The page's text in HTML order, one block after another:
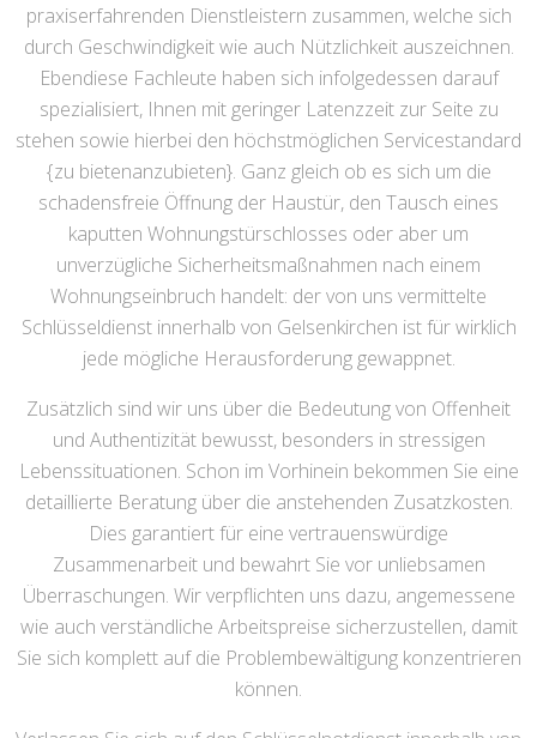
praxiserfahrenden Dienstleistern zusammen, welche sich
durch Geschwindigkeit wie auch Nützlichkeit auszeichnen.
Ebendiese Fachleute haben sich infolgedessen darauf
spezialisiert, Ihnen mit geringer Latenzzeit zur Seite zu
stehen sowie hierbei den höchstmöglichen Servicestandard
{zu bietenanzubieten}. Ganz gleich ob es sich um die
schadensfreie Öffnung der Haustür, den Tausch eines
kaputten Wohnungstürschlosses oder aber um
unverzügliche Sicherheitsmaßnahmen nach einem
Wohnungseinbruch handelt: der von uns vermittelte
Schlüsseldienst innerhalb von Gelsenkirchen ist für wirklich
jede mögliche Herausforderung gewappnet.
Zusätzlich sind wir uns über die Bedeutung von Offenheit
und Authentizität bewusst, besonders in stressigen
Lebenssituationen. Schon im Vorhinein bekommen Sie eine
detaillierte Beratung über die anstehenden Zusatzkosten.
Dies garantiert für eine vertrauenswürdige
Zusammenarbeit und bewahrt Sie vor unliebsamen
Überraschungen. Wir verpflichten uns dazu, angemessene
wie auch verständliche Arbeitspreise sicherzustellen, damit
Sie sich komplett auf die Problembewältigung konzentrieren
können.